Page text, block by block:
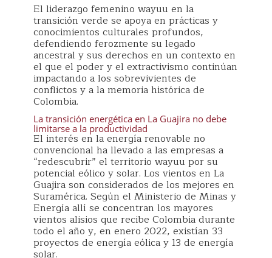
El liderazgo femenino wayuu en la
transición verde se apoya en prácticas y
conocimientos culturales profundos,
defendiendo ferozmente su legado
ancestral y sus derechos en un contexto en
el que el poder y el extractivismo continúan
impactando a los sobrevivientes de
conflictos y a la memoria histórica de
Colombia.
La transición energética en La Guajira no debe
limitarse a la productividad
El interés en la energía renovable no
convencional ha llevado a las empresas a
“redescubrir” el territorio wayuu por su
potencial eólico y solar. Los vientos en La
Guajira son considerados de los mejores en
Suramérica. Según el Ministerio de Minas y
Energía allí se concentran los mayores
vientos alisios que recibe Colombia durante
todo el año y, en enero 2022, existían 33
proyectos de energía eólica y 13 de energía
solar.